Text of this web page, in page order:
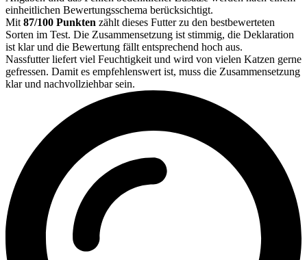
einheitlichen Bewertungsschema berücksichtigt.
Mit 87/100 Punkten zählt dieses Futter zu den bestbewerteten
Sorten im Test. Die Zusammensetzung ist stimmig, die Deklaration
ist klar und die Bewertung fällt entsprechend hoch aus.
Nassfutter liefert viel Feuchtigkeit und wird von vielen Katzen gerne
gefressen. Damit es empfehlenswert ist, muss die Zusammensetzung
klar und nachvollziehbar sein.